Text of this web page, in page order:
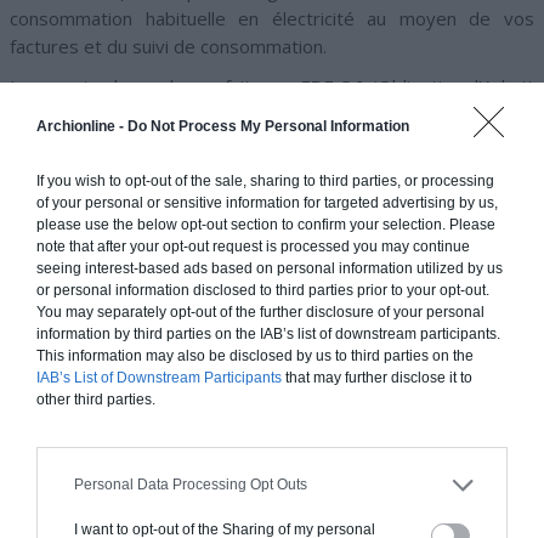
Archionline - Do Not Process My Personal Information
If you wish to opt-out of the sale, sharing to third parties, or processing
of your personal or sensitive information for targeted advertising by us,
please use the below opt-out section to confirm your selection. Please
note that after your opt-out request is processed you may continue
seeing interest-based ads based on personal information utilized by us
or personal information disclosed to third parties prior to your opt-out.
You may separately opt-out of the further disclosure of your personal
information by third parties on the IAB’s list of downstream participants.
This information may also be disclosed by us to third parties on the
IAB’s List of Downstream Participants that may further disclose it to
other third parties.
Personal Data Processing Opt Outs
I want to opt-out of the Sharing of my personal
consommation habituelle en électricité au moyen de vos
factures et du suivi de consommation.
La revente du surplus se fait avecEDF OA(Obligation d’Achat)
et il peut être judicieux, si vous avez prévu de revendre ce
surplus, d’utiliser une surface de votre toiture un peu plus
grande que celle qui serait nécessaire à vos besoins. La vente
de surplus est un bon moyen d’avoir un petit revenu grâce à la
fourniture de cette électricité verte.